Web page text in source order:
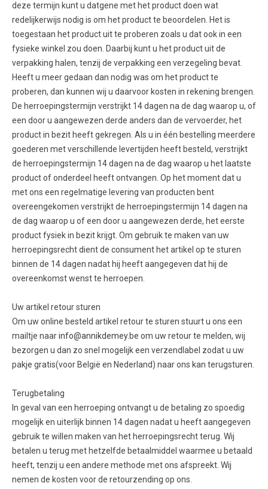
deze termijn kunt u datgene met het product doen wat
redelijkerwijs nodig is om het product te beoordelen. Het is
toegestaan het product uit te proberen zoals u dat ook in een
fysieke winkel zou doen. Daarbij kunt u het product uit de
verpakking halen, tenzij de verpakking een verzegeling bevat.
Heeft u meer gedaan dan nodig was om het product te
proberen, dan kunnen wij u daarvoor kosten in rekening brengen.
De herroepingstermijn verstrijkt 14 dagen na de dag waarop u, of
een door u aangewezen derde anders dan de vervoerder, het
product in bezit heeft gekregen. Als u in één bestelling meerdere
goederen met verschillende levertijden heeft besteld, verstrijkt
de herroepingstermijn 14 dagen na de dag waarop u het laatste
product of onderdeel heeft ontvangen. Op het moment dat u
met ons een regelmatige levering van producten bent
overeengekomen verstrijkt de herroepingstermijn 14 dagen na
de dag waarop u of een door u aangewezen derde, het eerste
product fysiek in bezit krijgt. Om gebruik te maken van uw
herroepingsrecht dient de consument het artikel op te sturen
binnen de 14 dagen nadat hij heeft aangegeven dat hij de
overeenkomst wenst te herroepen.
Uw artikel retour sturen
Om uw online besteld artikel retour te sturen stuurt u ons een
mailtje naarinfo@annikdemey.be om uw retour te melden, wij
bezorgen u dan zo snel mogelijk een verzendlabel zodat u uw
pakje gratis(voor België en Nederland) naar ons kan terugsturen.
Terugbetaling
In geval van een herroeping ontvangt u de betaling zo spoedig
mogelijk en uiterlijk binnen 14 dagen nadat u heeft aangegeven
gebruik te willen maken van het herroepingsrecht terug. Wij
betalen u terug met hetzelfde betaalmiddel waarmee u betaald
heeft, tenzij u een andere methode met ons afspreekt. Wij
nemen de kosten voor de retourzending op ons.